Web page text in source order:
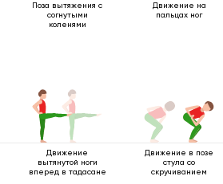
Поза вытяжения с
согнутыми
коленями
Движение на
пальцах ног
Движение
вытянутой ноги
вперед в тадасане
Движение в позе
стула со
скручиванием